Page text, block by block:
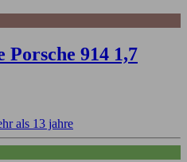
914 1,7
als 13 jahre